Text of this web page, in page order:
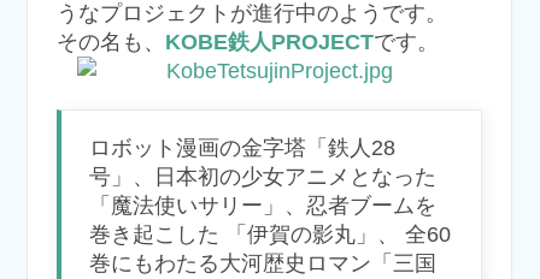
うなプロジェクトが進行中のようです。
その名も、 KOBE鉄人PROJECTです。
ロボット漫画の金字塔「鉄人28
号」、日本初の少女アニメとなった
「魔法使いサリー」、忍者ブームを
巻き起こした 「伊賀の影丸」、 全60
巻にもわたる大河歴史ロマン「三国